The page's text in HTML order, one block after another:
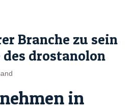
Branche zu sein
des drostanolon
in